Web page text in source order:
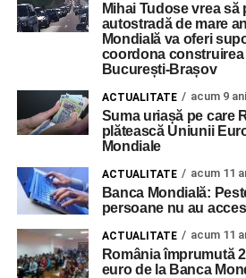
Mihai Tudose vrea să
autostradă de mare
Mondială va oferi
coordona
București-Brașov
ACTUALITATE acum 9 ani
Suma uriașă pe care
plătească Uniunii
Mondiale
ACTUALITATE acum 11
Banca Mondială:
persoane nu au
ACTUALITATE acum 11
România împrumută
euro de la Banca